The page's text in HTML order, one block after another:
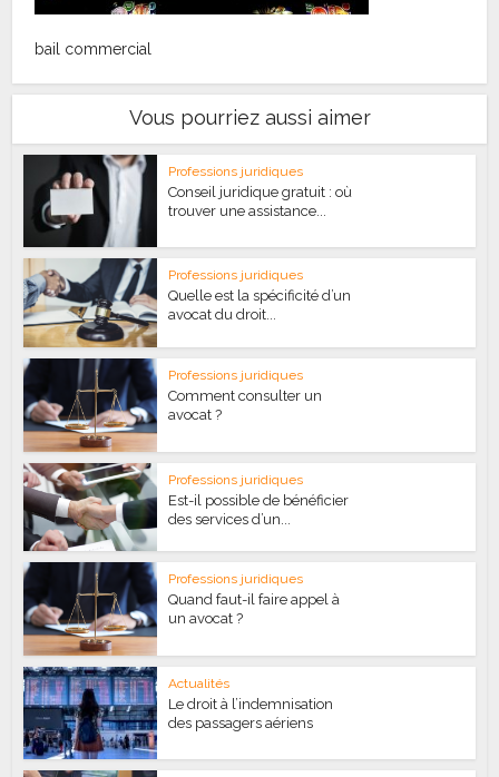
bail commercial
Vous pourriez aussi aimer
Professions juridiques
Conseil juridique gratuit : où
trouver une assistance...
Professions juridiques
Quelle est la spécificité d’un
avocat du droit...
Professions juridiques
Comment consulter un
avocat ?
Professions juridiques
Est-il possible de bénéficier
des services d’un...
Professions juridiques
Quand faut-il faire appel à
un avocat ?
Actualités
Le droit à l’indemnisation
des passagers aériens